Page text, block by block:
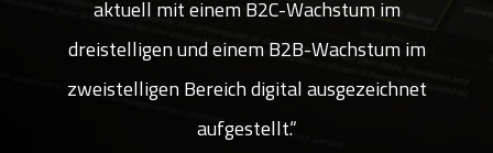
aktuell mit einem B2C-Wachstum im
dreistelligen und einem B2B-Wachstum im
zweistelligen Bereich digital ausgezeichnet
aufgestellt.“